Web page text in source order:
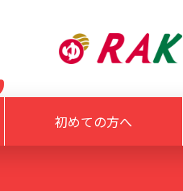
初めての方へ